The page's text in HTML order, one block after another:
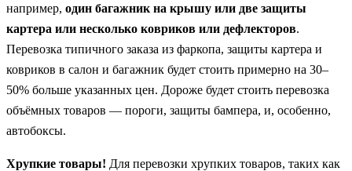
например, один багажник на крышу или две защиты
картера или несколько ковриков или дефлекторов.
Перевозка типичного заказа из фаркопа, защиты картера и
ковриков в салон и багажник будет стоить примерно на 30–
50% больше указанных цен. Дороже будет стоить перевозка
объёмных товаров — пороги, защиты бампера, и, особенно,
автобоксы.
Хрупкие товары! Для перевозки хрупких товаров, таких как